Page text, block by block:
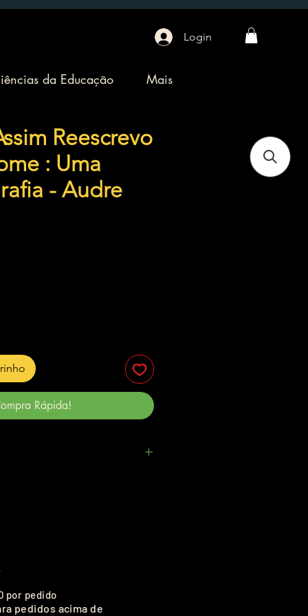
Login
da Educação Mais
Reescrevo
: Uma
- Audre
Rápida!
por pedido
pedidos acima de